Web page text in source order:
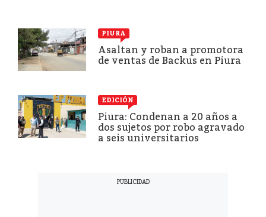
PIURA
Asaltan y roban a promotora
de ventas de Backus en Piura
EDICIÓN
Piura: Condenan a 20 años a
dos sujetos por robo agravado
a seis universitarios